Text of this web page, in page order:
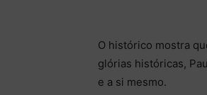
O histórico mostra
glórias históricas,
e a si mesmo.